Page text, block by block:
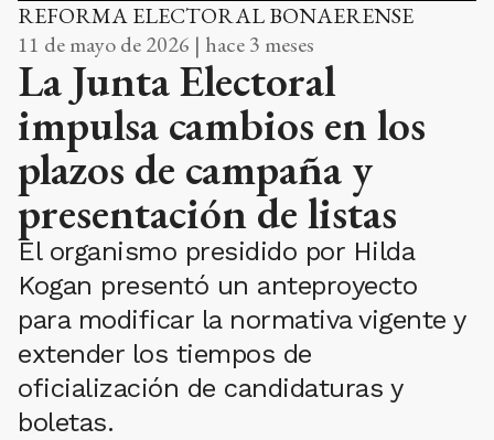
REFORMA ELECTORAL BONAERENSE
11 de mayo de 2026 | hace 3 meses
La Junta Electoral
impulsa cambios en los
plazos de campaña y
presentación de listas
El organismo presidido por Hilda
Kogan presentó un anteproyecto
para modificar la normativa vigente y
extender los tiempos de
oficialización de candidaturas y
boletas.